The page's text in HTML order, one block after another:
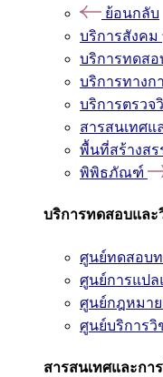
ย้อนกลับ
บริการสังคม
บริการทดสอ
บริการทางก
บริการตรวจ
สารสนเทศแ
พื้นที่สร้างสร
พิพิธภัณฑ์
บริการทดสอบและ
ศูนย์ทดสอบท
ศูนย์การแปล
ศูนย์กฎหมา
ศูนย์บริการ
สารสนเทศและกา